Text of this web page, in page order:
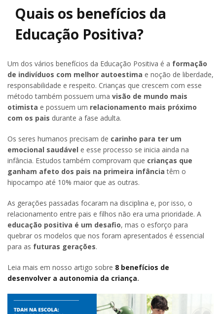
Quais os benefícios da
Educação Positiva?
Um dos vários benefícios da Educação Positiva é a formação
de indivíduos com melhor autoestima e noção de liberdade,
responsabilidade e respeito. Crianças que crescem com esse
método também possuem uma visão de mundo mais
otimista e possuem um relacionamento mais próximo
com os pais durante a fase adulta.
Os seres humanos precisam de carinho para ter um
emocional saudável e esse processo se inicia ainda na
infância. Estudos também comprovam que crianças que
ganham afeto dos pais na primeira infância têm o
hipocampo até 10% maior que as outras.
As gerações passadas focaram na disciplina e, por isso, o
relacionamento entre pais e filhos não era uma prioridade. A
educação positiva é um desafio, mas o esforço para
quebrar os modelos que nos foram apresentados é essencial
para as futuras gerações.
Leia mais em nosso artigo sobre 8 benefícios de
desenvolver a autonomia da criança.